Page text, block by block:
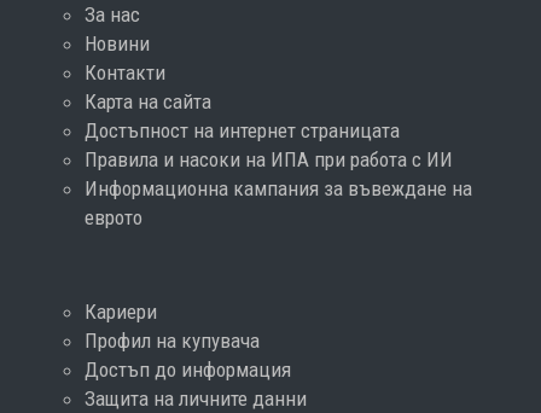
За нас
Новини
Контакти
Карта на сайта
Достъпност на интернет страницата
Правила и насоки на ИПА при работа с ИИ
Информационна кампания за въвеждане на
еврото
Кариери
Профил на купувача
Достъп до информация
Защита на личните данни